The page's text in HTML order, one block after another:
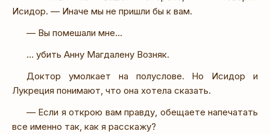
Исидор. — Иначе мы не пришли бы к вам.
— Вы помешали мне…
… убить Анну Магдалену Возняк.
Доктор умолкает на полуслове. Но Исидор и
Лукреция понимают, что она хотела сказать.
— Если я открою вам правду, обещаете напечатать
все именно так, как я расскажу?